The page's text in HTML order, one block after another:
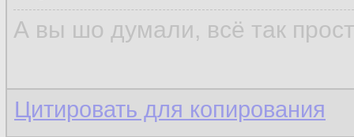
А вы шо думали, всё так
Цитировать для копирования